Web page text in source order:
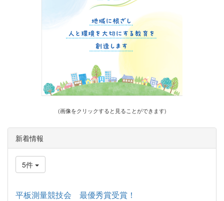
(画像をクリックすると見ることができます)
新着情報
5件
平板測量競技会 最優秀賞受賞！